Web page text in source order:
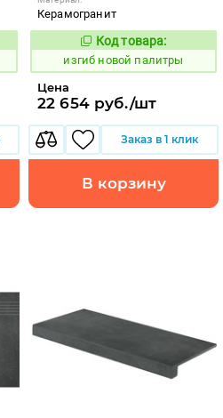
Керамогранит
570691
Код товара:
изгиб новой палитры
Цена
22 654 руб./шт
Заказ в 1 клик
В корзину